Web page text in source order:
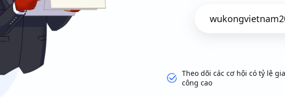
Theo dõi các cơ hội có tỷ lệ
công cao